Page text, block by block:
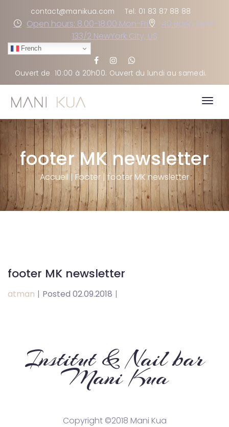
contact@manikua.com Tel: 01 83 87 88 88
Open hours: 8.00-18.00 Mon-Fri
40 Baria Sreet
133/2 NewYork City, US
French
Ouvert de10:00 à 20h00. Ouvert du lundi au samedi.
footer MK newsletter
Accueil | Footer |footer MK newsletter
footer MK newsletter
atman | Posted 02.09.2018 |
Institut & Nail bar
Mani Kua
Copyright ©2018 Mani Kua